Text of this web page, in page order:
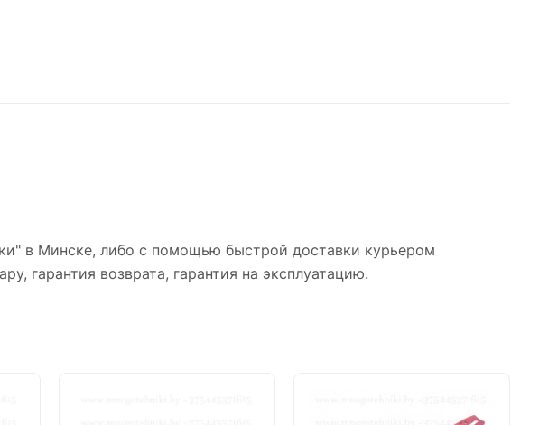
в Минске, либо с помощью быстрой доставки курьером
гарантия возврата, гарантия на эксплуатацию.